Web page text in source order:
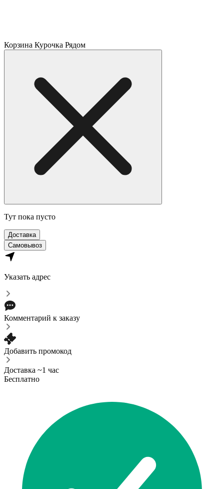
Корзина Курочка Рядом
Тут пока пусто
Доставка
Самовывоз
Указать адрес
Комментарий к заказу
Добавить промокод
Доставка ~1 час
Бесплатно